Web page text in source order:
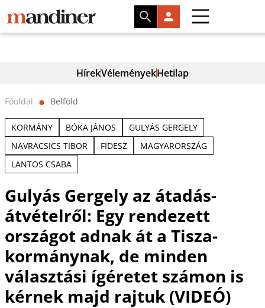
HírekVéleményekHetilap
Főoldal ⬤ Belföld
KORMÁNY BÓKA JÁNOS
GULYÁS GERGELY
NAVRACSICS TIBOR
FIDESZ
MAGYARORSZÁG
LANTOS CSABA
Gulyás Gergely az átadás-
átvételről: Egy rendezett
országot adnak át a Tisza-
kormánynak, de minden
választási ígéretet számon is
kérnek majd rajtuk (VIDEÓ)